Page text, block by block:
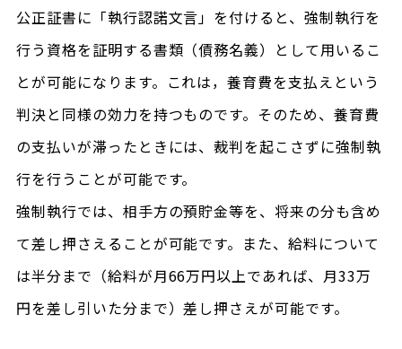
公正証書に「執行認諾文言」を付けると、強制執行を
行う資格を証明する書類（債務名義）として用いるこ
とが可能になります。これは，養育費を支払えという
判決と同様の効力を持つものです。そのため、養育費
の支払いが滞ったときには、裁判を起こさずに強制執
行を行うことが可能です。
強制執行では、相手方の預貯金等を、将来の分も含め
て差し押さえることが可能です。また、給料について
は半分まで（給料が月66万円以上であれば、月33万
円を差し引いた分まで）差し押さえが可能です。